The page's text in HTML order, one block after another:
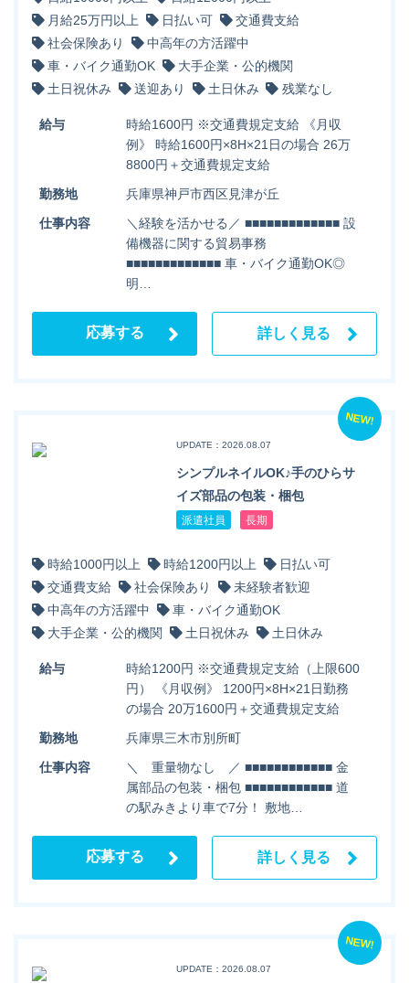
月給25万円以上
日払い可
交通費支給
社会保険あり
中高年の方活躍中
車・バイク通勤OK
大手企業・公的機関
土日祝休み
送迎あり 土日休み 残業なし
給与
時給1600円 ※交通費規定支給 《月収
例》 時給1600円×8H×21日の場合 26万
8800円＋交通費規定支給
勤務地
兵庫県神戸市西区見津が丘
仕事内容
＼経験を活かせる／ ■■■■■■■■■■■■■ 設
備機器に関する貿易事務
■■■■■■■■■■■■■ 車・バイク通勤OK◎
明…
応募する 詳しく見る
NEW!
UPDATE：2026.08.07
シンプルネイルOK♪手のひらサ
イズ部品の包装・梱包
派遣社員 長期
時給1000円以上 時給1200円以上
日払い可
交通費支給
社会保険あり
未経験者歓迎
中高年の方活躍中
車・バイク通勤OK
大手企業・公的機関
土日祝休み 土日休み
給与
時給1200円 ※交通費規定支給（上限600
円） 《月収例》 1200円×8H×21日勤務
の場合 20万1600円＋交通費規定支給
勤務地
兵庫県三木市別所町
仕事内容
＼ 重量物なし ／ ■■■■■■■■■■■■ 金
属部品の包装・梱包 ■■■■■■■■■■■■ 道
の駅みきより車で7分！ 敷地…
応募する 詳しく見る
NEW!
UPDATE：2026.08.07